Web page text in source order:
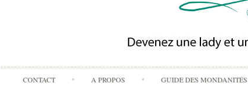
CONTACT A PROPOS GUIDE DES MONDANITÉS